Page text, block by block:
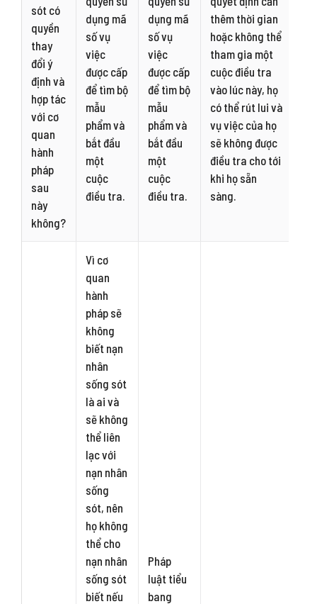
sót có
quyền
thay
đổi ý
định và
hợp tác
với cơ
quan
hành
pháp
sau
này
không?
dụng mã
số vụ
việc
được cấp
để tìm bộ
mẫu
phẩm và
bắt đầu
một
cuộc
điều tra.
dụng mã
số vụ
việc
được cấp
để tìm bộ
mẫu
phẩm và
bắt đầu
một
cuộc
điều tra.
thêm thời gian
hoặc không thể
tham gia một
cuộc điều tra
vào lúc này, họ
có thể rút lui và
vụ việc của họ
sẽ không được
điều tra cho tới
khi họ sẵn
sàng.
Vì cơ
quan
hành
pháp sẽ
không
biết nạn
nhân
sống sót
là ai và
sẽ không
thể liên
lạc với
nạn nhân
sống
sót, nên
họ không
thể cho
nạn nhân
sống sót
biết nếu
Pháp
luật tiểu
bang